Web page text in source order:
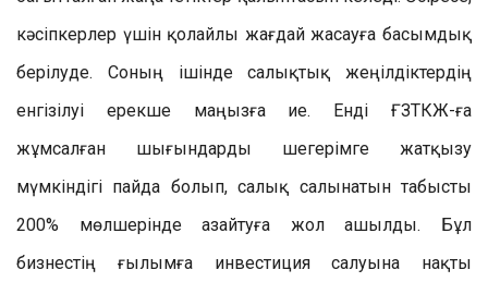
кәсіпкерлер үшін қолайлы жағдай жасауға басымдық
берілуде. Соның ішінде салықтық жеңілдіктердің
енгізілуі ерекше маңызға ие. Енді ҒЗТКЖ-ға
жұмсалған шығындарды шегерімге жатқызу
мүмкіндігі пайда болып, салық салынатын табысты
200% мөлшерінде азайтуға жол ашылды. Бұл
бизнестің ғылымға инвестиция салуына нақты